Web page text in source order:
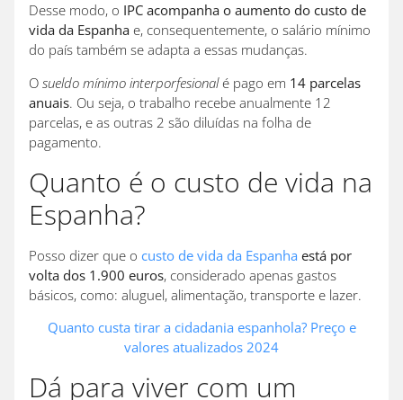
Desse modo, o IPC acompanha o aumento do custo de
vida da Espanha e, consequentemente, o salário mínimo
do país também se adapta a essas mudanças.
O sueldo mínimo interporfesional é pago em 14 parcelas
anuais. Ou seja, o trabalho recebe anualmente 12
parcelas, e as outras 2 são diluídas na folha de
pagamento.
Quanto é o custo de vida na
Espanha?
Posso dizer que o custo de vida da Espanha está por
volta dos 1.900 euros, considerado apenas gastos
básicos, como: aluguel, alimentação, transporte e lazer.
Quanto custa tirar a cidadania espanhola? Preço e
valores atualizados 2024
Dá para viver com um